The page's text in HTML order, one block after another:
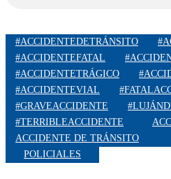
#ACCIDENTEDETRÁNSITO
#ACCIDENTEFATAL
#ACCIDENTETRÁGICO
#ACCIDENTEVIAL
#GRAVEACCIDENTE
#TERRIBLEACCIDENTE
ACCIDENTE DE TRÁNSITO
POLICIALES